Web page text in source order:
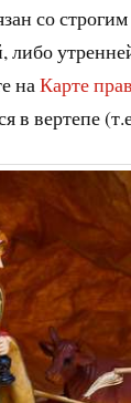
со
либо
наКарте
в вертепе